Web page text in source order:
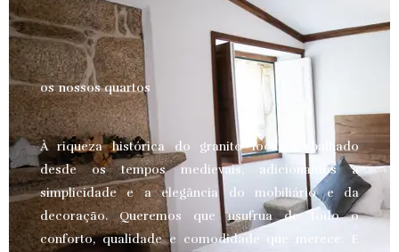
os nossos quartos
À riqueza histórica do granito local, trabalhado
desde os tempos medievais, adicionamos a
simplicidade e a elegância do mobiliário e da
decoração. Queremos que usufrua de todo o
conforto, qualidade e comodidade que merece.
E